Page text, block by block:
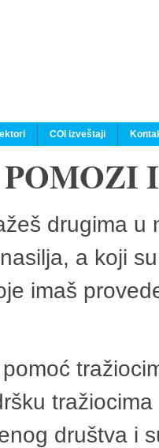
COI izveštaji
POMOZI
drugima
a koji
imaš
društva i